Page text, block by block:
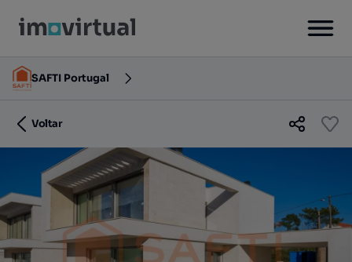
SAFTI Portugal
Voltar